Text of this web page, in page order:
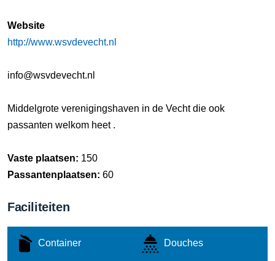
Website
http://www.wsvdevecht.nl
info@wsvdevecht.nl
Middelgrote verenigingshaven in de Vecht die ook
passanten welkom heet .
Vaste plaatsen: 150
Passantenplaatsen: 60
Faciliteiten
Container Douches